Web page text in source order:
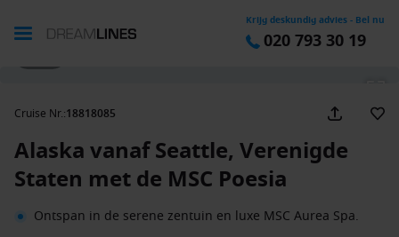
Krijg deskundig advies - Bel nu
020 793 30 19
Cruise Nr.:18818085
Alaska vanaf Seattle, Verenigde
Staten met de MSC Poesia
Ontspan in de serene zentuin en luxe MSC Aurea Spa.